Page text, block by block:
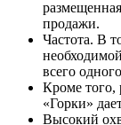
продажи.
Частота. В
всего
Кроме
«Горки»
Высокий